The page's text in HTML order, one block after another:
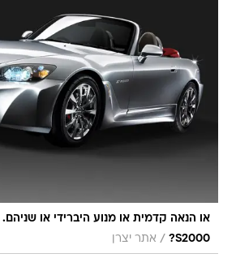
או הנאה קדמית או מנוע היברידי או
S2000?
/ אתר יצרן